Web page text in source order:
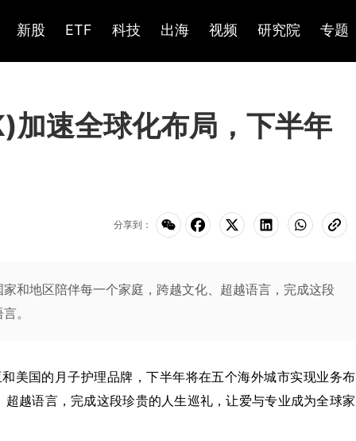
新股 ETF 科技 出海 视频 研究院 专题
速全球化布局，下半年
分享到：
和地区陪伴每一个家庭，跨越文化、超越语言，完成这段
。
美国的月子护理品牌，下半年将在五个海外城市实现业务布
越语言，完成这段珍贵的人生巡礼，让爱与专业成为全球家